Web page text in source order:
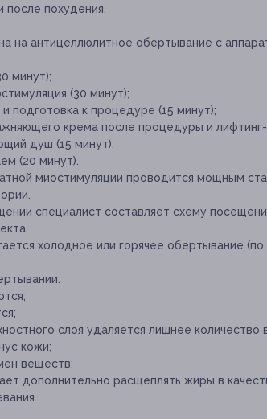
похудения.
на антицеллюлитное обертывание с
минут);
(30 минут);
подготовка к процедуре (15 минут);
крема после процедуры и лифтинг-
душ (15 минут);
(20 минут).
миостимуляции проводится мощным
специалист составляет схему
холодное или горячее обертывание (по
слоя удаляется лишнее количество
кожи;
веществ;
дополнительно расщеплять жиры в